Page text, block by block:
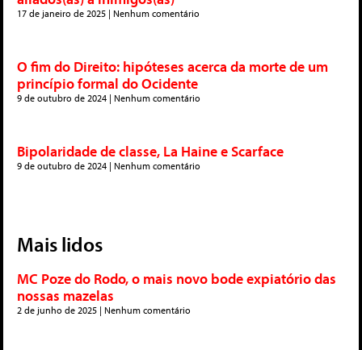
17 de janeiro de 2025 Nenhum comentário
O fim do Direito: hipóteses acerca da morte de um
princípio formal do Ocidente
9 de outubro de 2024 Nenhum comentário
Bipolaridade de classe, La Haine e Scarface
9 de outubro de 2024 Nenhum comentário
Mais lidos
MC Poze do Rodo, o mais novo bode expiatório das
nossas mazelas
2 de junho de 2025 Nenhum comentário